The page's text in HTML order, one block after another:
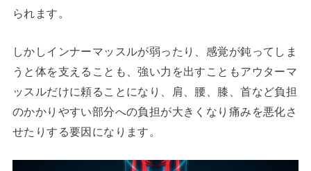
られます。
しかしインナーマッスルが弱ったり、感覚が鈍ってしま
うと体を支えることも、強い力を出すこともアウターマ
ッスルだけに頼ることになり、肩、腰、膝、首など負担
のかかりやすい部分への負担が大きくなり痛みを悪化さ
せたりする要因になります。